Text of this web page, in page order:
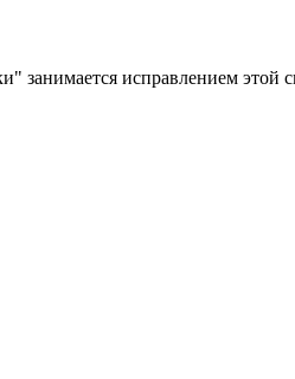
занимается исправлением этой